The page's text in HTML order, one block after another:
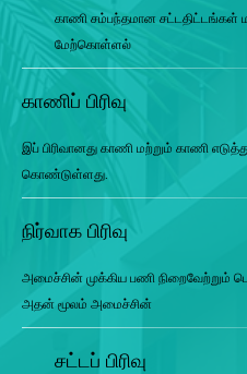
காணி சம்பந்தமான சட்டதிட்டங்கள்
மேற்கொள்ளல்
காணிப் பிரிவு
இப் பிரிவானது காணி மற்றும் காணி
கொண்டுள்ளது.
நிர்வாக பிரிவு
அமைச்சின் முக்கிய பணி நிறைவேற்றும்
அதன் மூலம் அமைச்சின்
சட்டப் பிரிவு